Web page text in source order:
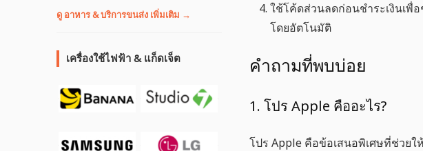
ใช้โค้ดส่วนลดก่อนชำระเงินเพื่
โดยอัตโนมัติ
คำถามที่พบบ่อย
1. โปร Apple คืออะไร?
โปร Apple คือข้อเสนอพิเศษที่ช่วยใ
ดู อาหาร & บริการขนส่ง เพิ่มเติม →
เครื่องใช้ไฟฟ้า & แก็ดเจ็ต